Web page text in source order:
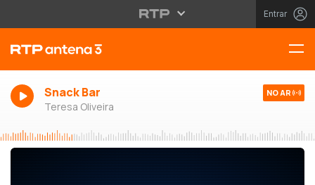
Entrar
Snack Bar
Teresa Oliveira
NO AR